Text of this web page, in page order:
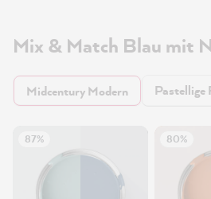
Mix & Match Blau mit
Midcentury Modern Pastellige
87% 80%